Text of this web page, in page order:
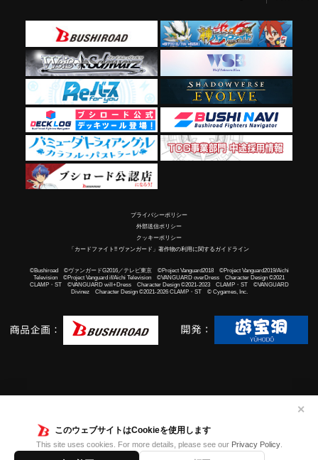
このウェブサイトはCookieを使用します
This site uses cookies. For more details, please see our Privacy Policy.
✕
プライバシーポリシー
外部送信ポリシー
クッキーポリシー
「カードファイト!! ヴァンガード」著作物の利用に関するガイドライン
©Bushiroad ©ヴァンガードG2016／テレビ東京 ©Project Vanguard2018 ©Project Vanguard2019/Aichi
Television ©Project Vanguard if/Aichi Television ©VANGUARD overDress Character Design ©2021
CLAMP・ST ©VANGUARD will+Dress Character Design ©2021-2023 CLAMP・ST ©VANGUARD
Divinez Character Design ©2021-2026 CLAMP・ST © Cygames, Inc.